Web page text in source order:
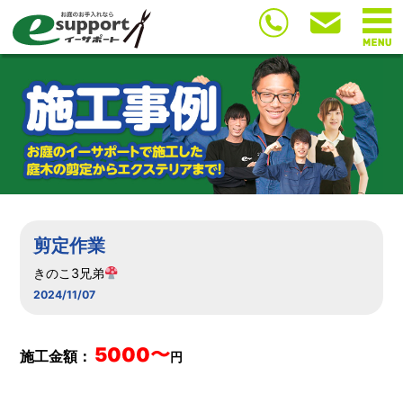
剪定作業
きのこ3兄弟
2024/11/07
施工金額： 5000〜円